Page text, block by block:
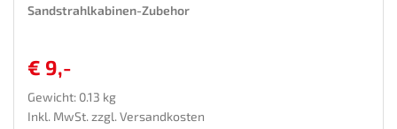
Sandstrahlkabinen-Zubehor
€ 9,-
Gewicht: 0.13 kg
Inkl. MwSt. zzgl. Versandkosten